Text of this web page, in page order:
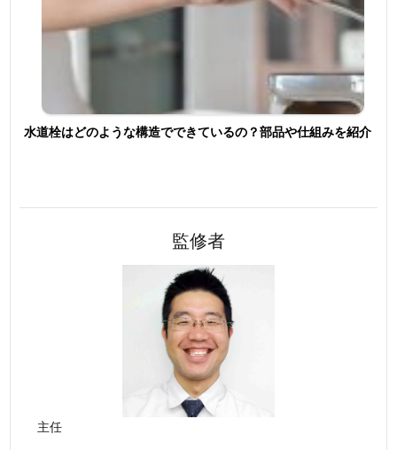
水道栓はどのような構造でできているの？部品や仕組みを紹介
監修者
主任